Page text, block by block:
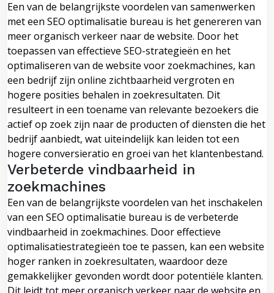
Een van de belangrijkste voordelen van samenwerken
met een SEO optimalisatie bureau is het genereren van
meer organisch verkeer naar de website. Door het
toepassen van effectieve SEO-strategieën en het
optimaliseren van de website voor zoekmachines, kan
een bedrijf zijn online zichtbaarheid vergroten en
hogere posities behalen in zoekresultaten. Dit
resulteert in een toename van relevante bezoekers die
actief op zoek zijn naar de producten of diensten die het
bedrijf aanbiedt, wat uiteindelijk kan leiden tot een
hogere conversieratio en groei van het klantenbestand.
Verbeterde vindbaarheid in
zoekmachines
Een van de belangrijkste voordelen van het inschakelen
van een SEO optimalisatie bureau is de verbeterde
vindbaarheid in zoekmachines. Door effectieve
optimalisatiestrategieën toe te passen, kan een website
hoger ranken in zoekresultaten, waardoor deze
gemakkelijker gevonden wordt door potentiële klanten.
Dit leidt tot meer organisch verkeer naar de website en